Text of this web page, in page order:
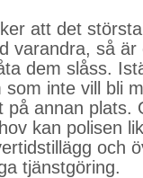
att det
varandra, så
dem slåss.
inte vill bli
annan plats.
kan polisen
och
tjänstgöring.